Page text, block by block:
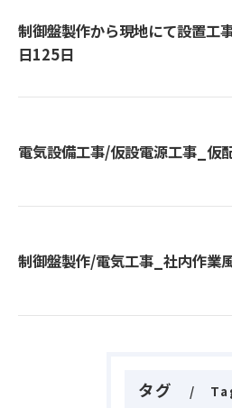
制御盤製作から現地にて設置工
日125日
電気設備工事/仮設電源工事_仮
制御盤製作/電気工事_社内作業
タグ